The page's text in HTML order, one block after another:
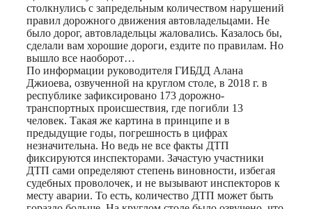
столкнулись с запредельным количеством нарушений
правил дорожного движения автовладельцами. Не
было дорог, автовладельцы жаловались. Казалось бы,
сделали вам хорошие дороги, ездите по правилам. Но
вышло все наоборот…
По информации руководителя ГИБДД Алана
Джиоева, озвученной на круглом столе, в 2018 г. в
республике зафиксировано 173 дорожно-
транспортных происшествия, где погибли 13
человек. Такая же картина в принципе и в
предыдущие годы, погрешность в цифрах
незначительна. Но ведь не все факты ДТП
фиксируются инспекторами. Зачастую участники
ДТП сами определяют степень виновности, избегая
судебных проволочек, и не вызывают инспекторов к
месту аварии. То есть, количество ДТП может быть